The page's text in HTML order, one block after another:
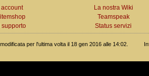
supporto
La nostra Wiki
Teamspeak
Status servizi
per l'ultima volta il 18 gen 2016 alle 14:02.